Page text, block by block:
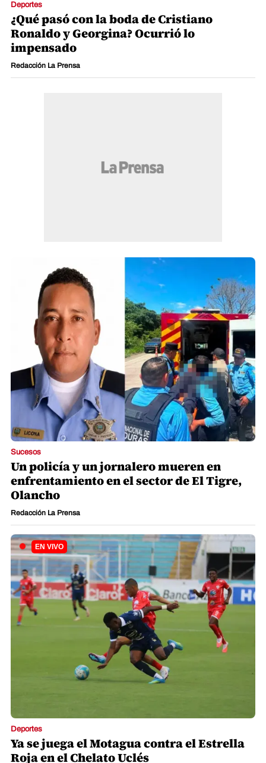
Deportes
¿Qué pasó con la boda de Cristiano
Ronaldo y Georgina? Ocurrió lo
impensado
Redacción La Prensa
Sucesos
Un policía y un jornalero mueren en
enfrentamiento en el sector de El Tigre,
Olancho
Redacción La Prensa
Deportes
Ya se juega el Motagua contra el Estrella
Roja en el Chelato Uclés